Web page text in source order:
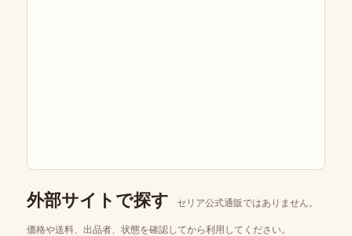
外部サイトで探す セリア公式通販ではありません。
価格や送料、出品者、状態を確認してから利用してください。